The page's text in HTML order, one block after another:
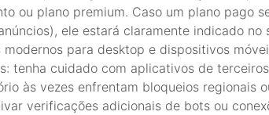
ou plano premium. Caso um plano pago
ele estará claramente indicado
para desktop e dispositivos
tenha cuidado com aplicativos de
às vezes enfrentam bloqueios
verificações adicionais de bots ou